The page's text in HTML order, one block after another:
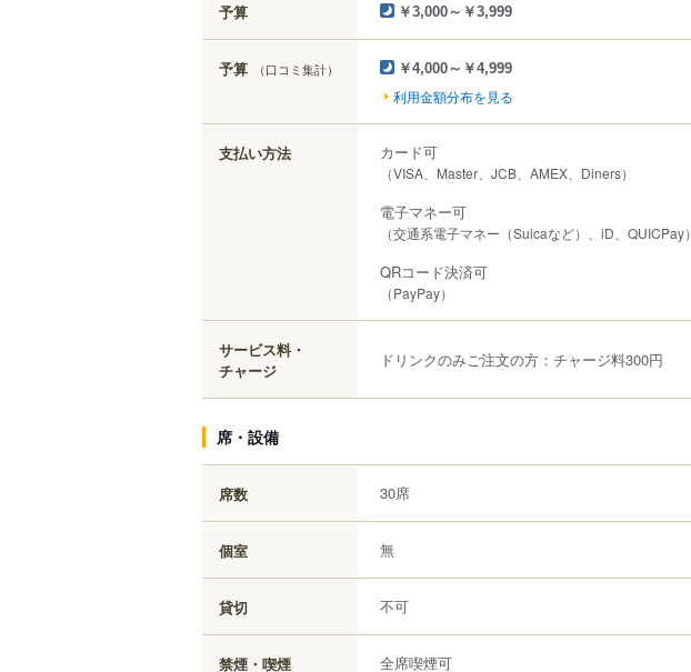
予算 ￥3,000～￥3,999
予算 （口コミ集計） ￥4,000～￥4,999
利用金額分布を見る
支払い方法 カード可
（VISA、Master、JCB、AMEX、Diners）
電子マネー可
（交通系電子マネー（Suicaなど）、iD、QUICPay）
QRコード決済可
（PayPay）
サービス料・
チャージ
ドリンクのみご注文の方：チャージ料300円
席・設備
席数 30席
個室 無
貸切 不可
禁煙・喫煙 全席喫煙可